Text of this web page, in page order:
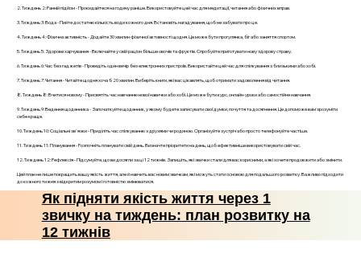
2. Тиждень 2: Ранній підйом - Прокидайтеся на годину раніше. Використовуйте цей час для медитації, читання або фізичних вправ.
3. Тиждень 3: Вода - Пийте достатню кількість води кожного дня. Встановіть нагадування, щоб не забувати про це.
4. Тиждень 4: Фізична активність - Додайте 30 хвилин фізичної активності щодня. Це може бути прогулянка, біг або заняття спортом.
5. Тиждень 5: Здорове харчування - Включайте у свій раціон більше овочів та фруктів. Спробуйте приготувати нову здорову страву.
6. Тиждень 6: Час без гаджетів - Проведіть один вечір без електронних пристроїв. Використайте цей час для спілкування з близькими або хобі.
7. Тиждень 7: Читання - Читайте щодня хоча б 20 хвилин. Виберіть книги, які вас цікавлять, щоб отримати задоволення від читання.
8. Тиждень 8: Вчитися новому - Присвятіть час навчанню нової навички або хобі. Це може бути курс, онлайн-уроки або самостійне навчання.
9. Тиждень 9: Ведення щоденника - Започаткуйте щоденник, у якому будете записувати свої думки, почуття та досягнення. Це допоможе вам зрозуміти
себе краще.
10. Тиждень 10: Соціальні зв'язки - Приділіть час спілкуванню з друзями чи родиною. Організуйте зустріч або просто телефонуйте частіше.
11. Тиждень 11: Планування - Розпочніть планувати свій день. Визначте пріоритети на день, щоб ефективніше використовувати свій час.
12. Тиждень 12: Рефлексія - Підсумуйте, що ви досягли за ці 12 тижнів. Запишіть, які звички стали для вас корисними, а які хочете продовжити або змінити.
Цей план не лише покращить вашу якість життя, але й навчить вас новим звичкам, які можуть стати основою для подальшого розвитку. Важливо підходити
до кожного тижня з відкритим розумом і готовністю змінюватися.
Як підняти якість життя через 1
звичку на тиждень: план розвитку на
12 тижнів